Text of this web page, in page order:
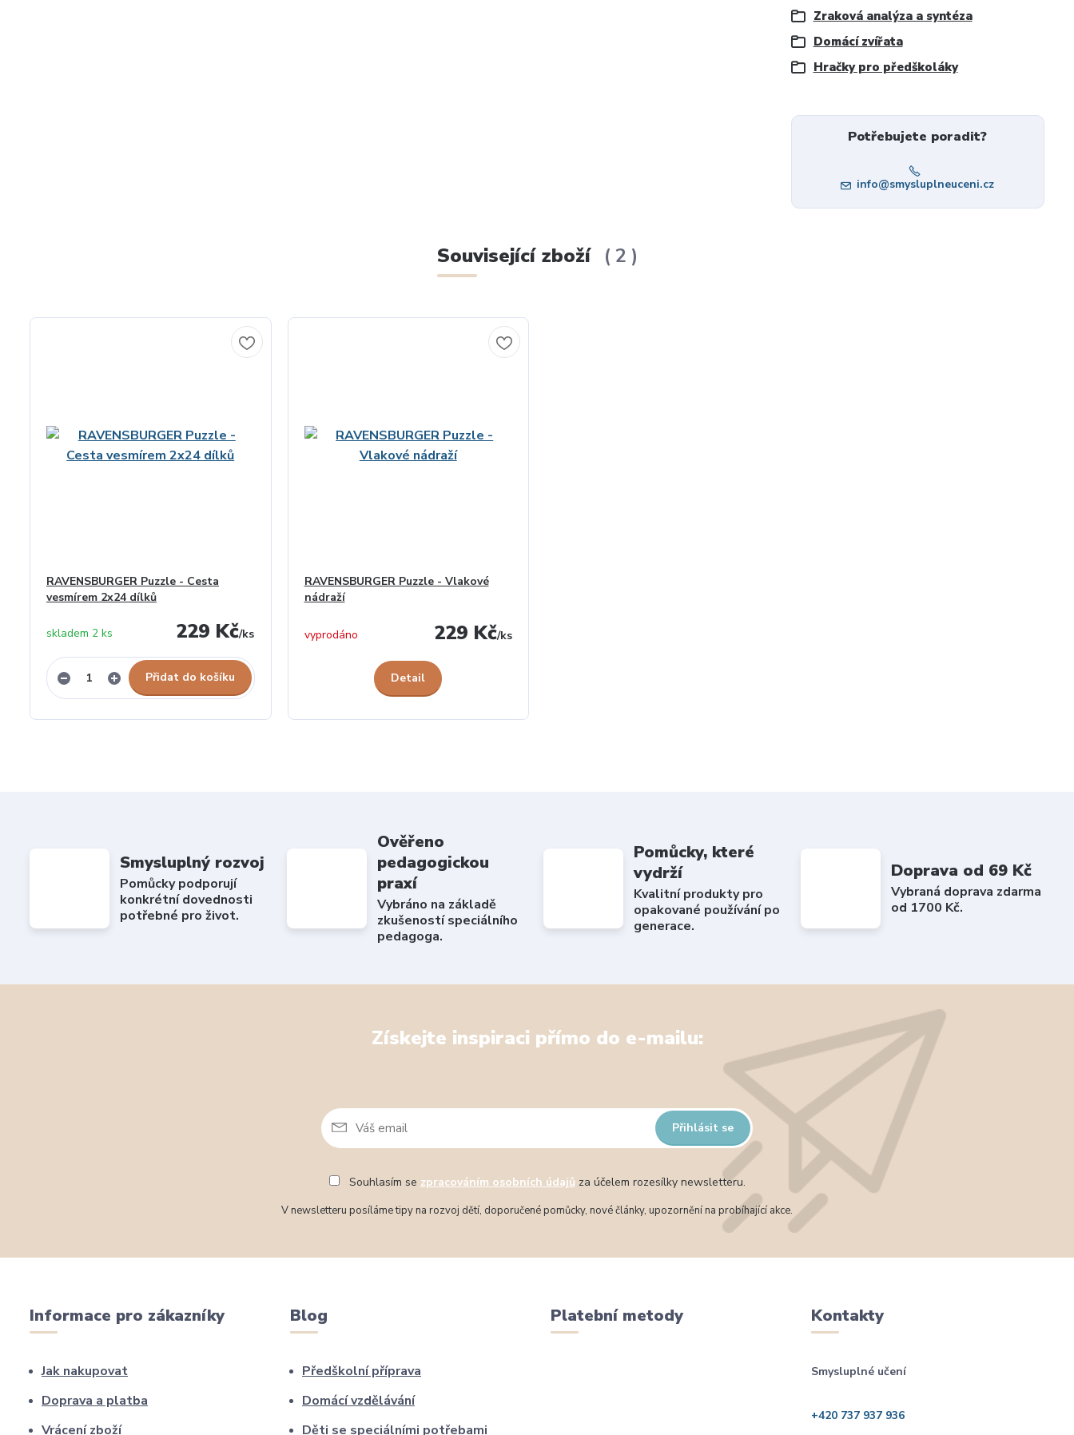
Zraková analýza a syntéza
Domácí zvířata
Hračky pro předškoláky
Potřebujete poradit?
info@smysluplneuceni.cz
Související zboží 2
RAVENSBURGER Puzzle - Cesta
vesmírem 2x24 dílků
229 Kč/ks
skladem 2 ks
Přidat do košíku
RAVENSBURGER Puzzle - Vlakové
nádraží
229 Kč/ks
vyprodáno
Detail
Smysluplný rozvoj
Pomůcky podporují
konkrétní dovednosti
potřebné pro život.
Ověřeno
pedagogickou
praxí
Vybráno na základě
zkušeností speciálního
pedagoga.
Pomůcky, které
vydrží
Kvalitní produkty pro
opakované používání po
generace.
Doprava od 69 Kč
Vybraná doprava zdarma
od 1700 Kč.
Získejte inspiraci přímo do e-mailu:
Přihlásit se
Souhlasím se zpracováním osobních údajů za účelem rozesílky newsletteru.
V newsletteru posíláme tipy na rozvoj dětí, doporučené pomůcky, nové články, upozornění na probíhající akce.
Informace pro zákazníky
Jak nakupovat
Doprava a platba
Vrácení zboží
Blog
Předškolní příprava
Domácí vzdělávání
Děti se speciálními potřebami
Platební metody Kontakty
Smysluplné učení
+420 737 937 936